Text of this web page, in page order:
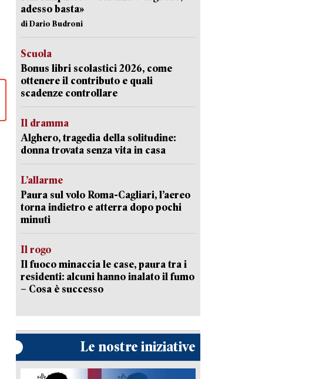
adesso basta»
di Dario Budroni
Scuola
Bonus libri scolastici 2026, come
ottenere il contributo e quali
scadenze controllare
Il dramma
Alghero, tragedia della solitudine:
donna trovata senza vita in casa
L’allarme
Paura sul volo Roma-Cagliari, l’aereo
torna indietro e atterra dopo pochi
minuti
Il rogo
Il fuoco minaccia le case, paura tra i
residenti: alcuni hanno inalato il fumo
– Cosa è successo
Le nostre iniziative